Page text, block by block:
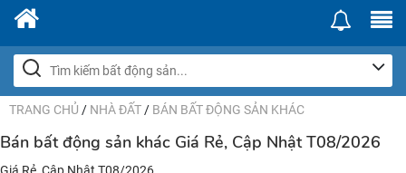
TRANG CHỦ / NHÀ ĐẤT / BÁN BẤT ĐỘNG SẢN KHÁC
Bán bất động sản khác Giá Rẻ, Cập Nhật T08/2026